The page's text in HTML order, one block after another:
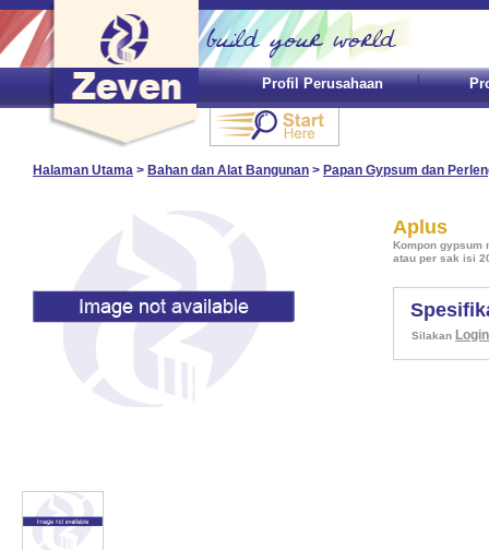
Profil Perusahaan
Halaman Utama > Bahan dan Alat Bangunan > Papan Gypsum dan
Aplus
Kompon gypsum
atau per sak isi
Silakan Login